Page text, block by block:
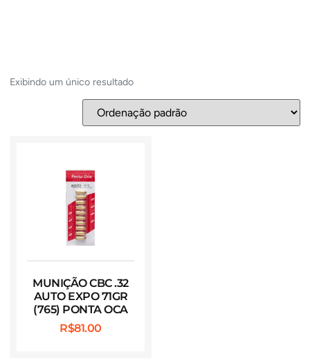
Exibindo um único resultado
MUNIÇÃO CBC .32
AUTO EXPO 71GR
(765) PONTA OCA
R$81.00